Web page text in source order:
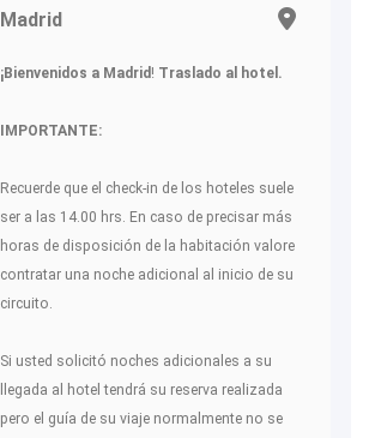
Madrid
¡Bienvenidos a Madrid ! Traslado al hotel.
IMPORTANTE:
Recuerde que el check-in de los hoteles suele
ser a las 14.00 hrs. En caso de precisar más
horas de disposición de la habitación valore
contratar una noche adicional al inicio de su
circuito.
Si usted solicitó noches adicionales a su
llegada al hotel tendrá su reserva realizada
pero el guía de su viaje normalmente no se